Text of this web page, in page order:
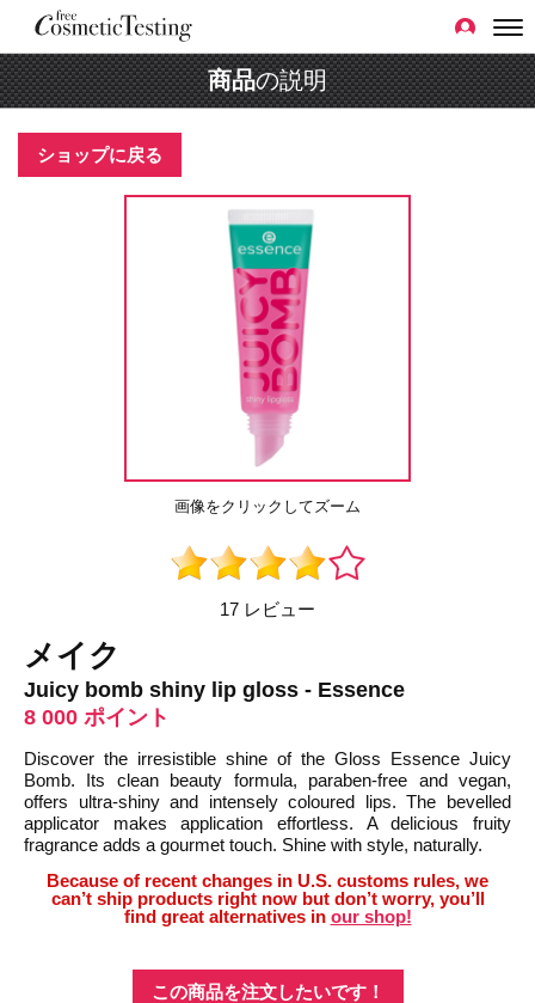
商品の説明
ショップに戻る
画像をクリックしてズーム
17 レビュー
メイク
Juicy bomb shiny lip gloss - Essence
8 000 ポイント
Discover the irresistible shine of the Gloss Essence Juicy
Bomb. Its clean beauty formula, paraben-free and vegan,
offers ultra-shiny and intensely coloured lips. The bevelled
applicator makes application effortless. A delicious fruity
fragrance adds a gourmet touch. Shine with style, naturally.
Because of recent changes in U.S. customs rules, we
can’t ship products right now but don’t worry, you’ll
find great alternatives in our shop!
この商品を注文したいです！